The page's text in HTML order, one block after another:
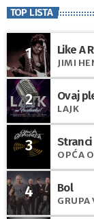
TOP LISTA
1 Like A
JIMI
2 Ovaj
LAJK
3 Stranci
OPĆA
4 Bol
GRUPA